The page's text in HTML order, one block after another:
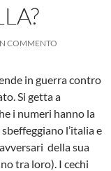
COMMENTO
in guerra contro
Si getta a
i numeri hanno la
l’italia e
della sua
tra loro). I cechi